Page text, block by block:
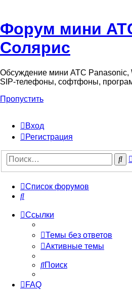
Форум мини
Солярис
Обсуждение мини АТС Panasonic,
SIP-телефоны, софтфоны,
Пропустить
Вход
Регистрация
Список форумов
Поиск
Ссылки
Темы без ответов
Активные темы
Поиск
FAQ